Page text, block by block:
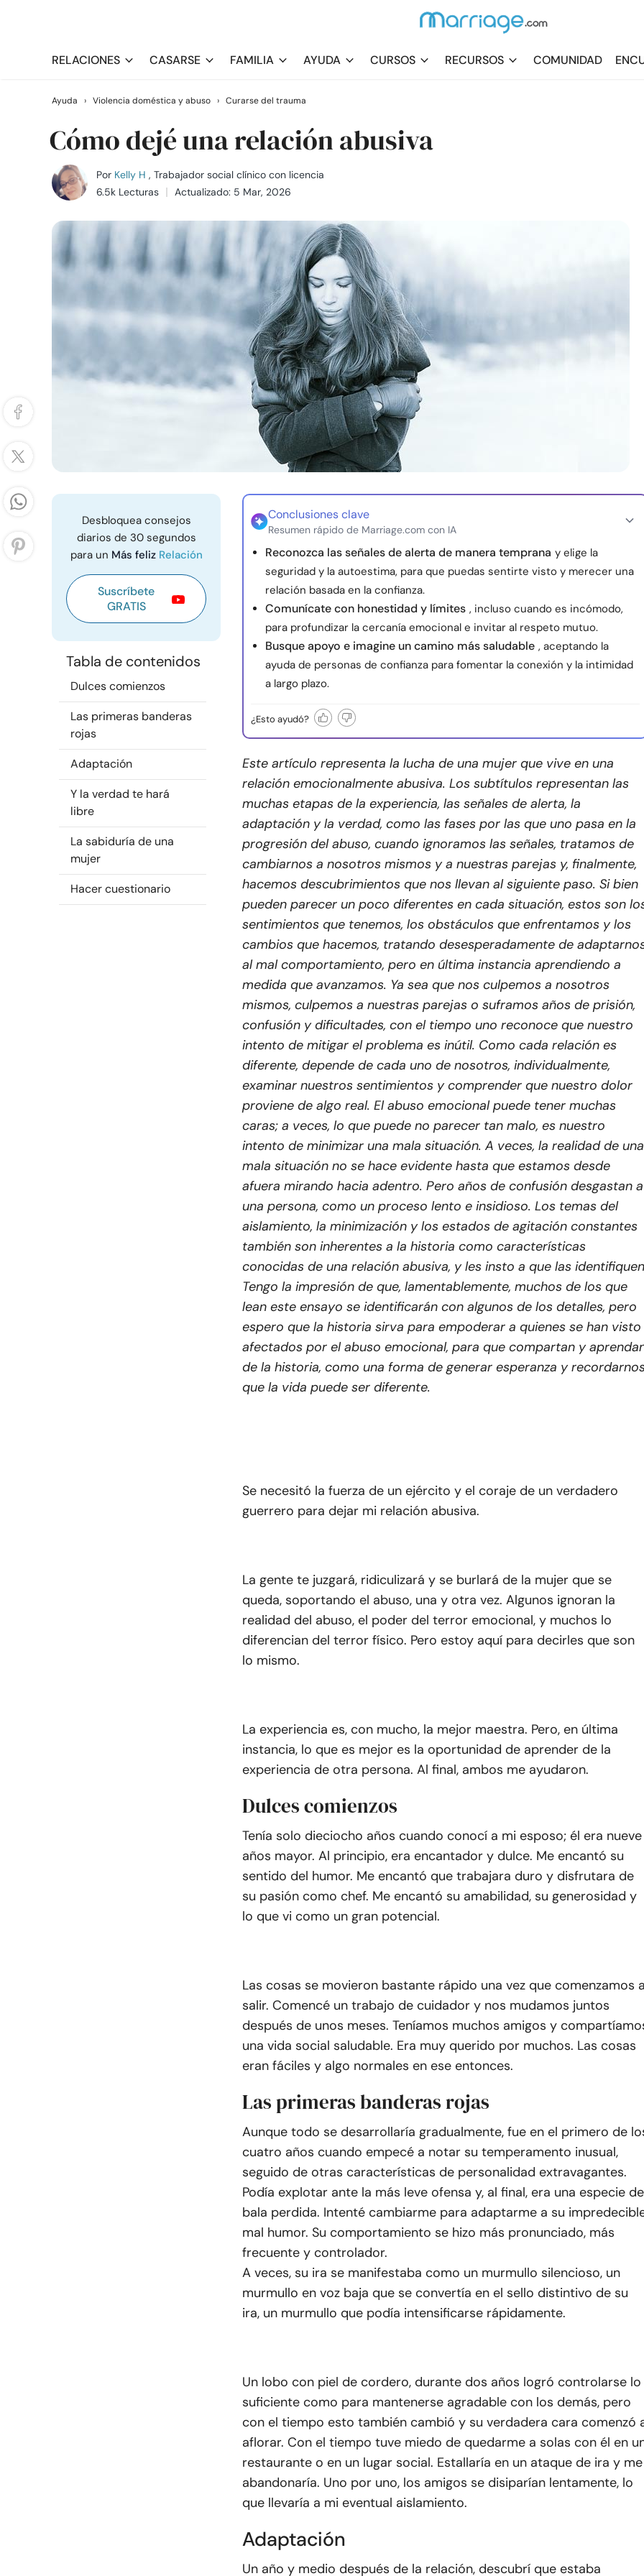
RELACIONES CASARSE FAMILIA AYUDA CURSOS RECURSOS COMUNIDAD
Ayuda › Violencia doméstica y abuso › Curarse del trauma
Cómo dejé una relación abusiva
Por Kelly H , Trabajador social clínico con licencia
6.5k Lecturas
Actualizado: 5 Mar, 2026
Desbloquea consejos
diarios de 30 segundos
para un Más feliz Relación
Suscríbete
GRATIS
Tabla de contenidos
Dulces comienzos
Las primeras banderas
rojas
Adaptación
Y la verdad te hará
libre
La sabiduría de una
mujer
Hacer cuestionario
Conclusiones clave
Resumen rápido de Marriage.com con IA
Reconozca las señales de alerta de manera temprana y elige la
seguridad y la autoestima, para que puedas sentirte visto y merecer una
relación basada en la confianza.
Comunícate con honestidad y límites , incluso cuando es incómodo,
para profundizar la cercanía emocional e invitar al respeto mutuo.
Busque apoyo e imagine un camino más saludable , aceptando la
ayuda de personas de confianza para fomentar la conexión y la intimidad
a largo plazo.
¿Esto ayudó?
Este artículo representa la lucha de una mujer que vive en una
relación emocionalmente abusiva. Los subtítulos representan las
muchas etapas de la experiencia, las señales de alerta, la
adaptación y la verdad, como las fases por las que uno pasa en la
progresión del abuso, cuando ignoramos las señales, tratamos de
cambiarnos a nosotros mismos y a nuestras parejas y, finalmente,
hacemos descubrimientos que nos llevan al siguiente paso. Si bien
pueden parecer un poco diferentes en cada situación, estos son
sentimientos que tenemos, los obstáculos que enfrentamos y los
cambios que hacemos, tratando desesperadamente de
al mal comportamiento, pero en última instancia aprendiendo a
medida que avanzamos. Ya sea que nos culpemos a nosotros
mismos, culpemos a nuestras parejas o suframos años de prisión,
confusión y dificultades, con el tiempo uno reconoce que nuestro
intento de mitigar el problema es inútil. Como cada relación es
diferente, depende de cada uno de nosotros, individualmente,
examinar nuestros sentimientos y comprender que nuestro dolor
proviene de algo real. El abuso emocional puede tener muchas
caras; a veces, lo que puede no parecer tan malo, es nuestro
intento de minimizar una mala situación. A veces, la realidad de una
mala situación no se hace evidente hasta que estamos desde
afuera mirando hacia adentro. Pero años de confusión desgastan a
una persona, como un proceso lento e insidioso. Los temas del
aislamiento, la minimización y los estados de agitación constantes
también son inherentes a la historia como características
conocidas de una relación abusiva, y les insto a que las
Tengo la impresión de que, lamentablemente, muchos de los que
lean este ensayo se identificarán con algunos de los detalles, pero
espero que la historia sirva para empoderar a quienes se han visto
afectados por el abuso emocional, para que compartan y
de la historia, como una forma de generar esperanza y
que la vida puede ser diferente.
Se necesitó la fuerza de un ejército y el coraje de un verdadero
guerrero para dejar mi relación abusiva.
La gente te juzgará, ridiculizará y se burlará de la mujer que se
queda, soportando el abuso, una y otra vez. Algunos ignoran la
realidad del abuso, el poder del terror emocional, y muchos lo
diferencian del terror físico. Pero estoy aquí para decirles que son
lo mismo.
La experiencia es, con mucho, la mejor maestra. Pero, en última
instancia, lo que es mejor es la oportunidad de aprender de la
experiencia de otra persona. Al final, ambos me ayudaron.
Dulces comienzos
Tenía solo dieciocho años cuando conocí a mi esposo; él era nueve
años mayor. Al principio, era encantador y dulce. Me encantó su
sentido del humor. Me encantó que trabajara duro y disfrutara de
su pasión como chef. Me encantó su amabilidad, su generosidad y
lo que vi como un gran potencial.
Las cosas se movieron bastante rápido una vez que comenzamos
salir. Comencé un trabajo de cuidador y nos mudamos juntos
después de unos meses. Teníamos muchos amigos y
una vida social saludable. Era muy querido por muchos. Las cosas
eran fáciles y algo normales en ese entonces.
Las primeras banderas rojas
Aunque todo se desarrollaría gradualmente, fue en el primero de
cuatro años cuando empecé a notar su temperamento inusual,
seguido de otras características de personalidad extravagantes.
Podía explotar ante la más leve ofensa y, al final, era una especie de
bala perdida. Intenté cambiarme para adaptarme a su
mal humor. Su comportamiento se hizo más pronunciado, más
frecuente y controlador.
A veces, su ira se manifestaba como un murmullo silencioso, un
murmullo en voz baja que se convertía en el sello distintivo de su
ira, un murmullo que podía intensificarse rápidamente.
Un lobo con piel de cordero, durante dos años logró controlarse lo
suficiente como para mantenerse agradable con los demás, pero
con el tiempo esto también cambió y su verdadera cara comenzó
aflorar. Con el tiempo tuve miedo de quedarme a solas con él en
restaurante o en un lugar social. Estallaría en un ataque de ira y me
abandonaría. Uno por uno, los amigos se disiparían lentamente, lo
que llevaría a mi eventual aislamiento.
Adaptación
Un año y medio después de la relación, descubrí que estaba